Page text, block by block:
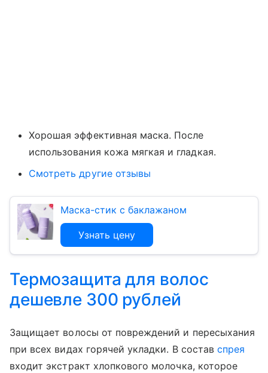
Хорошая эффективная маска. После
использования кожа мягкая и гладкая.
Смотреть другие отзывы
Маска-стик с баклажаном
Узнать цену
Термозащита для волос
дешевле 300 рублей
Защищает волосы от повреждений и пересыхания
при всех видах горячей укладки. В состав спрея
входит экстракт хлопкового молочка, которое